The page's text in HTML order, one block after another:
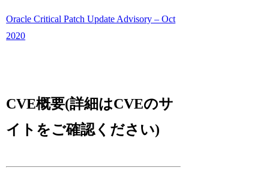
Oracle Critical Patch Update Advisory – Oct
2020
CVE概要(詳細はCVEのサ
イトをご確認ください)